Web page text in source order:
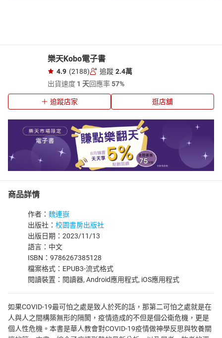
樂天Kobo電子書
4.9 (2188) 追蹤 2.4萬
出貨速度 1 天回應率57%
追蹤店家 逛店舖
商品詳情
作者： 魏連嶽
出版社： 校園書房出版社
出版日期：2023/11/13
語言：中文
ISBN：9786267385128
檔案格式：EPUB3-流式格式
閱讀裝置：閱讀器, Android應用程式, iOS應用程式
如果COVID-19最可怕之處是致人於死的話，那第二可怕之處就是在
人與人之間構築無形的隔閡，疫情造成的不但是個公衛危機，更是
個人性危機。本書是華人教會對COVID-19疫情做神學反思與牧養關